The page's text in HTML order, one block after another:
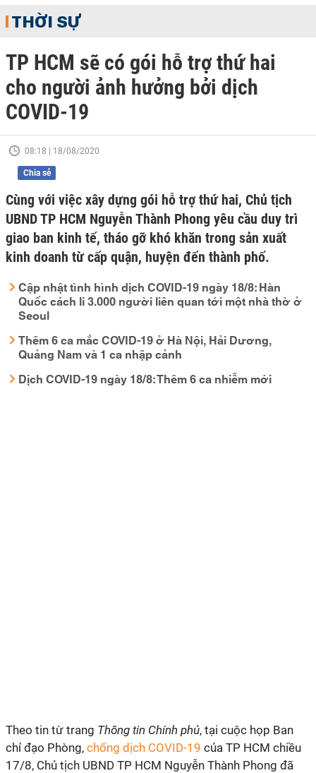
THỜI SỰ
TP HCM sẽ có gói hỗ trợ thứ hai
cho người ảnh hưởng bởi dịch
COVID-19
08:18 | 18/08/2020
Chia sẻ
Cùng với việc xây dựng gói hỗ trợ thứ hai, Chủ tịch
UBND TP HCM Nguyễn Thành Phong yêu cầu duy trì
giao ban kinh tế, tháo gỡ khó khăn trong sản xuất
kinh doanh từ cấp quận, huyện đến thành phố.
Cập nhật tình hình dịch COVID-19 ngày 18/8: Hàn
Quốc cách li 3.000 người liên quan tới một nhà thờ ở
Seoul
Thêm 6 ca mắc COVID-19 ở Hà Nội, Hải Dương,
Quảng Nam và 1 ca nhập cảnh
Dịch COVID-19 ngày 18/8: Thêm 6 ca nhiễm mới
Theo tin từ trang Thông tin Chính phủ, tại cuộc họp Ban
chỉ đạo Phòng, chống dịch COVID-19 của TP HCM chiều
17/8, Chủ tịch UBND TP HCM Nguyễn Thành Phong đã